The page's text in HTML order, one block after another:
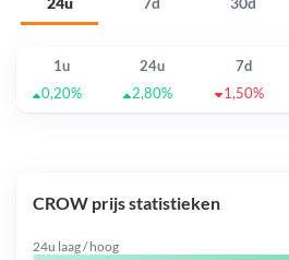
1u 24u 7d
0,20%
2,80% 1,50%
CROW prijs statistieken
24u laag / hoog